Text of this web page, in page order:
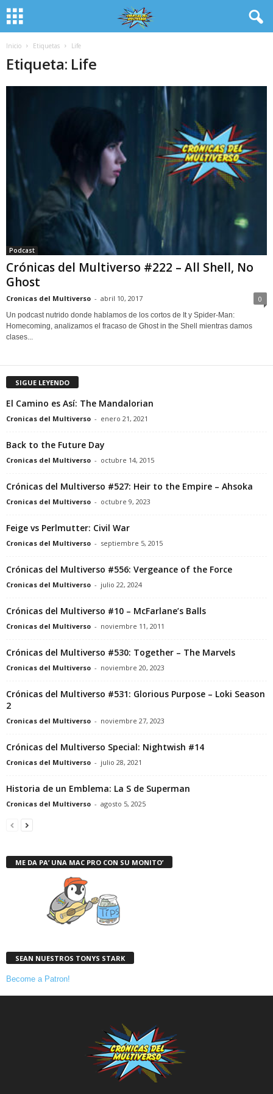
Inicio Etiquetas Life
Etiqueta: Life
Podcast
Crónicas del Multiverso #222 – All Shell, No
Ghost
Cronicas del Multiverso - abril 10, 2017 0
Un podcast nutrido donde hablamos de los cortos de It y Spider-Man:
Homecoming, analizamos el fracaso de Ghost in the Shell mientras damos
clases...
SIGUE LEYENDO
El Camino es Así: The Mandalorian
Cronicas del Multiverso - enero 21, 2021
Back to the Future Day
Cronicas del Multiverso - octubre 14, 2015
Crónicas del Multiverso #527: Heir to the Empire – Ahsoka
Cronicas del Multiverso - octubre 9, 2023
Feige vs Perlmutter: Civil War
Cronicas del Multiverso - septiembre 5, 2015
Crónicas del Multiverso #556: Vergeance of the Force
Cronicas del Multiverso - julio 22, 2024
Crónicas del Multiverso #10 – McFarlane’s Balls
Cronicas del Multiverso - noviembre 11, 2011
Crónicas del Multiverso #530: Together – The Marvels
Cronicas del Multiverso - noviembre 20, 2023
Crónicas del Multiverso #531: Glorious Purpose – Loki Season
2
Cronicas del Multiverso - noviembre 27, 2023
Crónicas del Multiverso Special: Nightwish #14
Cronicas del Multiverso - julio 28, 2021
Historia de un Emblema: La S de Superman
Cronicas del Multiverso - agosto 5, 2025
ME DA PA’ UNA MAC PRO CON SU MONITO’
SEAN NUESTROS TONYS STARK
Become a Patron!